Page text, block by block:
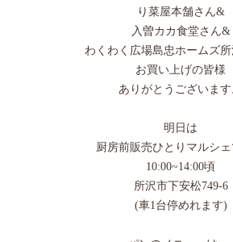
り菜屋本舗さん&
入曽カカ食堂さん&
わくわく広場島忠ホームズ
お買い上げの皆様
ありがとうございます
明日は
厨房前販売ひとりマルシェ
10:00~14:00頃
所沢市下安松749-6
(車1台停めれます)